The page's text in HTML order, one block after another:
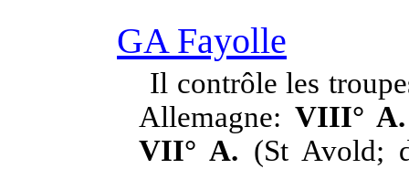
GA Fayolle
Il contrôle les
Allemagne:VIII° A.
VII° A. (St Avold;